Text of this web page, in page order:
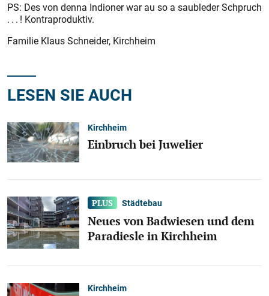
PS: Des von denna Indioner war au so a saubleder Schpruch
. . . ! Kontraproduktiv.
Familie Klaus Schneider, Kirchheim
LESEN SIE AUCH
Kirchheim
Einbruch bei Juwelier
Städtebau
Neues von Badwiesen und dem
Paradiesle in Kirchheim
Kirchheim